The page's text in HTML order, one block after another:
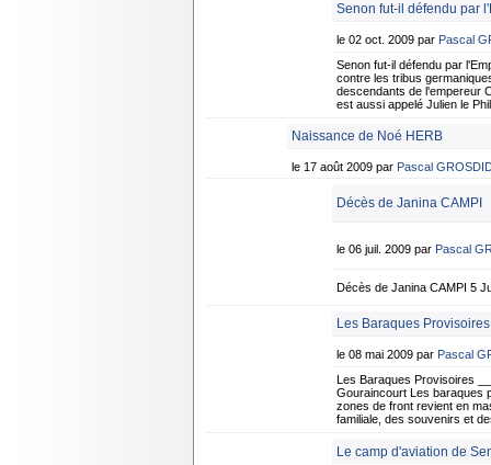
Senon fut-il défendu par
le 02 oct. 2009 par Pascal
Senon fut-il défendu par
contre les tribus
descendants de l'empereur
est aussi appelé Julien le
Naissance de Noé HERB
le 17 août 2009 par Pascal
Décès de Janina CAMPI
le 06 juil. 2009 par Pascal
Décès de Janina CAMPI 5
Les Baraques Provisoires
le 08 mai 2009 par Pascal
Les Baraques Provisoires
Gouraincourt Les baraques
zones de front revient en
familiale, des souvenirs et
Le camp d'aviation de